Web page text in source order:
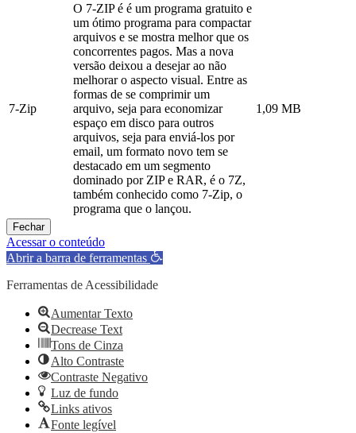
7-Zip
O 7-ZIP é é um programa gratuito e
um ótimo programa para compactar
arquivos e se mostra melhor que os
concorrentes pagos. Mas a nova
versão deixou a desejar ao não
melhorar o aspecto visual. Entre as
formas de se comprimir um
arquivo, seja para economizar
espaço em disco para outros
arquivos, seja para enviá-los por
email, um formato novo tem se
destacado em um segmento
dominado por ZIP e RAR, é o 7Z,
também conhecido como 7-Zip, o
programa que o lançou.
1,09 MB
Fechar
Acessar o conteúdo
Abrir a barra de ferramentas
Ferramentas de Acessibilidade
Aumentar Texto
Decrease Text
Tons de Cinza
Alto Contraste
Contraste Negativo
Luz de fundo
Links ativos
Fonte legível